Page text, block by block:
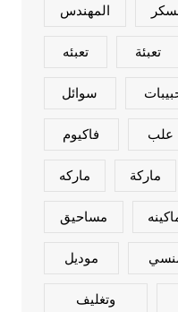
المهندس
تعبئة تعبئه
سوائل
علب فاكيوم
ماركة ماركه
مساحيق
موديل
وتغليف